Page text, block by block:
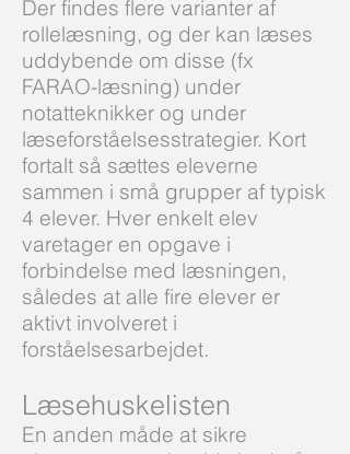
Der findes flere varianter af
rollelæsning, og der kan læses
uddybende om disse (fx
FARAO-læsning) under
notatteknikker og under
læseforståelsesstrategier. Kort
fortalt så sættes eleverne
sammen i små grupper af typisk
4 elever. Hver enkelt elev
varetager en opgave i
forbindelse med læsningen,
således at alle fire elever er
aktivt involveret i
forståelsesarbejdet.
Læsehuskelisten
En anden måde at sikre